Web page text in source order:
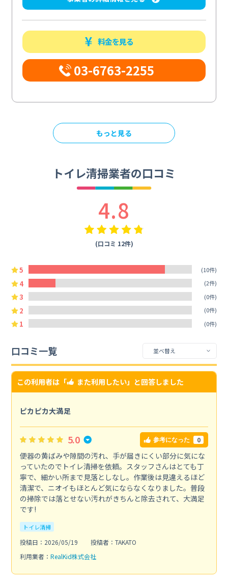
料金を見る
03-6763-2255
もっと見る
トイレ清掃業者の口コミ
4.8
(口コミ 12件)
5 (10件)
4 (2件)
3 (0件)
2 (0件)
1 (0件)
口コミ一覧
この利用者は「 また利用したい」と回答しました
ピカピカ大満足
5.0 参考になった 0
便器の黄ばみや隙間の汚れ、手が届きにくい部分に気にな
っていたのでトイレ清掃を依頼。スタッフさんはとても丁
寧で、細かい所まで見落としなし。作業後は見違えるほど
清潔で、ニオイもほとんど気にならなくなりました。普段
の掃除では落とせない汚れがきちんと除去されて、大満足
です!
トイレ清掃
投稿日：2026/05/19
投稿者：TAKATO
利用業者： RealKid株式会社